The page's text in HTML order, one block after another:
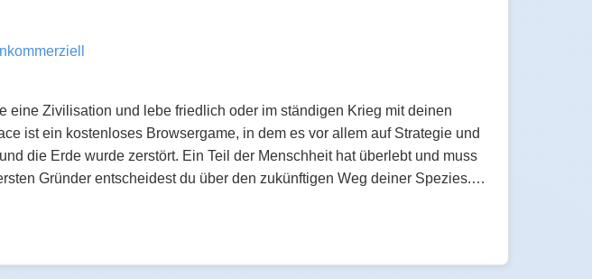
eine Zivilisation und lebe friedlich oder im ständigen Krieg mit deinen
ist ein kostenloses Browsergame, in dem es vor allem auf Strategie und
die Erde wurde zerstört. Ein Teil der Menschheit hat überlebt und muss
Gründer entscheidest du über den zukünftigen Weg deiner Spezies.…